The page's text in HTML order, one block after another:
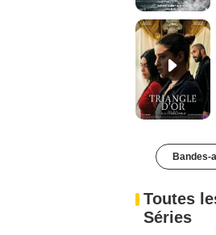
Le Triangle d'or Bande-annonce VF
Bandes-
Toutes
Séries